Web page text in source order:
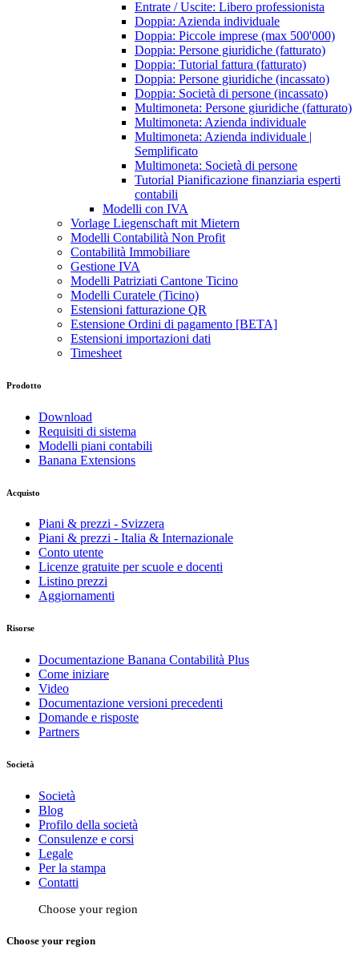
Entrate / Uscite: Libero professionista
Doppia: Azienda individuale
Doppia: Piccole imprese (max 500'000)
Doppia: Persone giuridiche (fatturato)
Doppia: Tutorial fattura (fatturato)
Doppia: Persone giuridiche (incassato)
Doppia: Società di persone (incassato)
Multimoneta: Persone giuridiche (fatturato)
Multimoneta: Azienda individuale
Multimoneta: Azienda individuale |
Semplificato
Multimoneta: Società di persone
Tutorial Pianificazione finanziaria esperti
contabili
Modelli con IVA
Vorlage Liegenschaft mit Mietern
Modelli Contabilità Non Profit
Contabilità Immobiliare
Gestione IVA
Modelli Patriziati Cantone Ticino
Modelli Curatele (Ticino)
Estensioni fatturazione QR
Estensione Ordini di pagamento [BETA]
Estensioni importazioni dati
Timesheet
Prodotto
Download
Requisiti di sistema
Modelli piani contabili
Banana Extensions
Acquisto
Piani & prezzi - Svizzera
Piani & prezzi - Italia & Internazionale
Conto utente
Licenze gratuite per scuole e docenti
Listino prezzi
Aggiornamenti
Risorse
Documentazione Banana Contabilità Plus
Come iniziare
Video
Documentazione versioni precedenti
Domande e risposte
Partners
Società
Società
Blog
Profilo della società
Consulenze e corsi
Legale
Per la stampa
Contatti
Choose your region
Choose your region